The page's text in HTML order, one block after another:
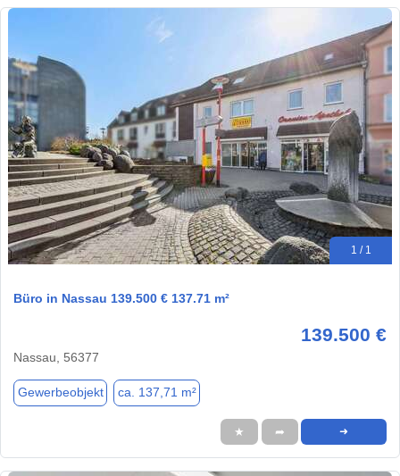
1 / 1
Büro in Nassau 139.500 € 137.71 m²
139.500 €
Nassau, 56377
Gewerbeobjekt ca. 137,71 m²
★ ➦ ➜